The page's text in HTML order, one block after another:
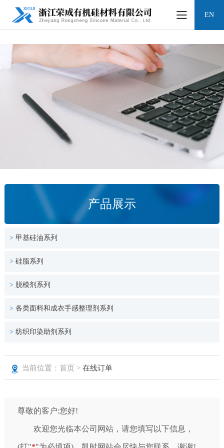
凯时网站 EN
产品展示
> 甲基硅油系列
> 硅脂系列
> 脱模剂系列
> 各类面料和成衣手感整理剂系列
> 纺织印染助剂系列
当前位置：首页 > 在线订单
尊敬的客户:您好!
欢迎您光临本公司网站，请您填写以下信息，